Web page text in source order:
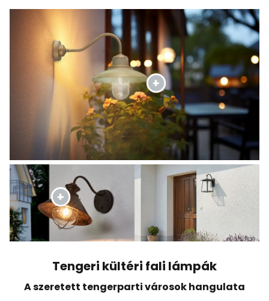
Tengeri kültéri fali lámpák
A szeretett tengerparti városok hangulata